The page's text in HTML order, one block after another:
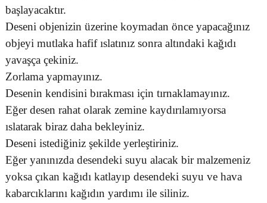
başlayacaktır.
Deseni objenizin üzerine koymadan önce yapacağınız
objeyi mutlaka hafif ıslatınız sonra altındaki kağıdı
yavaşça çekiniz.
Zorlama yapmayınız.
Desenin kendisini bırakması için tırnaklamayınız.
Eğer desen rahat olarak zemine kaydırılamıyorsa
ıslatarak biraz daha bekleyiniz.
Deseni istediğiniz şekilde yerleştiriniz.
Eğer yanınızda desendeki suyu alacak bir malzemeniz
yoksa çıkan kağıdı katlayıp desendeki suyu ve hava
kabarcıklarını kağıdın yardımı ile siliniz.